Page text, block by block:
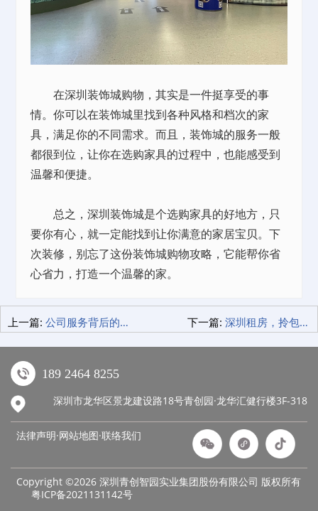
在深圳装饰城购物，其实是一件挺享受的事
情。你可以在装饰城里找到各种风格和档次的家
具，满足你的不同需求。而且，装饰城的服务一般
都很到位，让你在选购家具的过程中，也能感受到
温馨和便捷。
总之，深圳装饰城是个选购家具的好地方，只
要你有心，就一定能找到让你满意的家居宝贝。下
次装修，别忘了这份装饰城购物攻略，它能帮你省
心省力，打造一个温馨的家。
上一篇: 公司服务背后的秘密，如何让企业轻松走上快车道？ 下一篇: 深圳租房，拎包入住的公寓出租，年轻人的省心之选！
189 2464 8255
深圳市龙华区景龙建设路18号青创园·龙华汇健行楼3F-318
法律声明·网站地图·联络我们
Copyright ©2026 深圳青创智园实业集团股份有限公司 版权所有
粤ICP备2021131142号